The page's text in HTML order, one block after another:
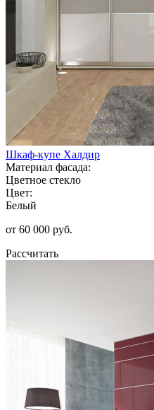
Шкаф-купе Халдир
Материал фасада:
Цветное стекло
Цвет:
Белый
от 60 000 руб.
Рассчитать